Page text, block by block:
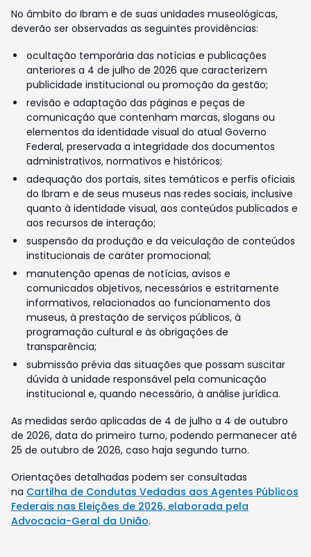
No âmbito do Ibram e de suas unidades museológicas,
deverão ser observadas as seguintes providências:
ocultação temporária das notícias e publicações
anteriores a 4 de julho de 2026 que caracterizem
publicidade institucional ou promoção da gestão;
revisão e adaptação das páginas e peças de
comunicação que contenham marcas, slogans ou
elementos da identidade visual do atual Governo
Federal, preservada a integridade dos documentos
administrativos, normativos e históricos;
adequação dos portais, sites temáticos e perfis oficiais
do Ibram e de seus museus nas redes sociais, inclusive
quanto à identidade visual, aos conteúdos publicados e
aos recursos de interação;
suspensão da produção e da veiculação de conteúdos
institucionais de caráter promocional;
manutenção apenas de notícias, avisos e
comunicados objetivos, necessários e estritamente
informativos, relacionados ao funcionamento dos
museus, à prestação de serviços públicos, à
programação cultural e às obrigações de
transparência;
submissão prévia das situações que possam suscitar
dúvida à unidade responsável pela comunicação
institucional e, quando necessário, à análise jurídica.
As medidas serão aplicadas de 4 de julho a 4 de outubro
de 2026, data do primeiro turno, podendo permanecer até
25 de outubro de 2026, caso haja segundo turno.
Orientações detalhadas podem ser consultadas
na Cartilha de Condutas Vedadas aos Agentes Públicos
Federais nas Eleições de 2026, elaborada pela
Advocacia-Geral da União.